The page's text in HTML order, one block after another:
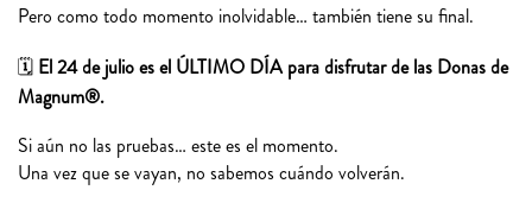
Pero como todo momento inolvidable… también tiene su final.
🗓 El 24 de julio es el ÚLTIMO DÍA para disfrutar de las Donas de
Magnum®.
Si aún no las pruebas… este es el momento.
Una vez que se vayan, no sabemos cuándo volverán.